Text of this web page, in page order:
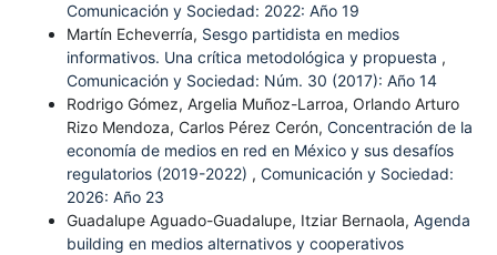
Comunicación y Sociedad: 2022: Año 19
Martín Echeverría, Sesgo partidista en medios
informativos. Una crítica metodológica y propuesta ,
Comunicación y Sociedad: Núm. 30 (2017): Año 14
Rodrigo Gómez, Argelia Muñoz-Larroa, Orlando Arturo
Rizo Mendoza, Carlos Pérez Cerón, Concentración de la
economía de medios en red en México y sus desafíos
regulatorios (2019-2022) , Comunicación y Sociedad:
2026: Año 23
Guadalupe Aguado-Guadalupe, Itziar Bernaola, Agenda
building en medios alternativos y cooperativos